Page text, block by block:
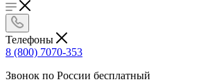
Телефоны
8 (800) 7070-353
Звонок по России бесплатный